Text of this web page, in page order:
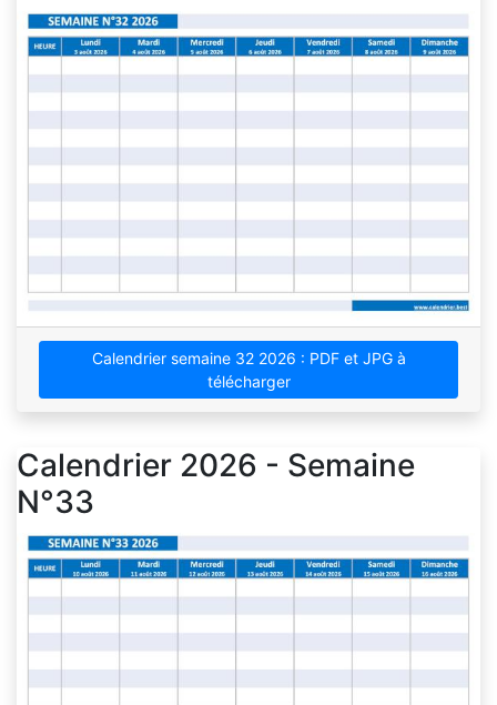
Calendrier semaine 32 2026 : PDF et JPG à
télécharger
Calendrier 2026 - Semaine
N°33